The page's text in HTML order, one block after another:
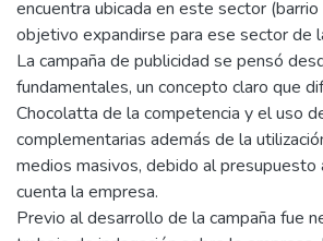
encuentra ubicada en este sector
objetivo expandirse para ese sector de
La campaña de publicidad se pensó
fundamentales, un concepto claro que
Chocolatta de la competencia y el uso
complementarias además de la
medios masivos, debido al presupuesto
cuenta la empresa.
Previo al desarrollo de la campaña fue